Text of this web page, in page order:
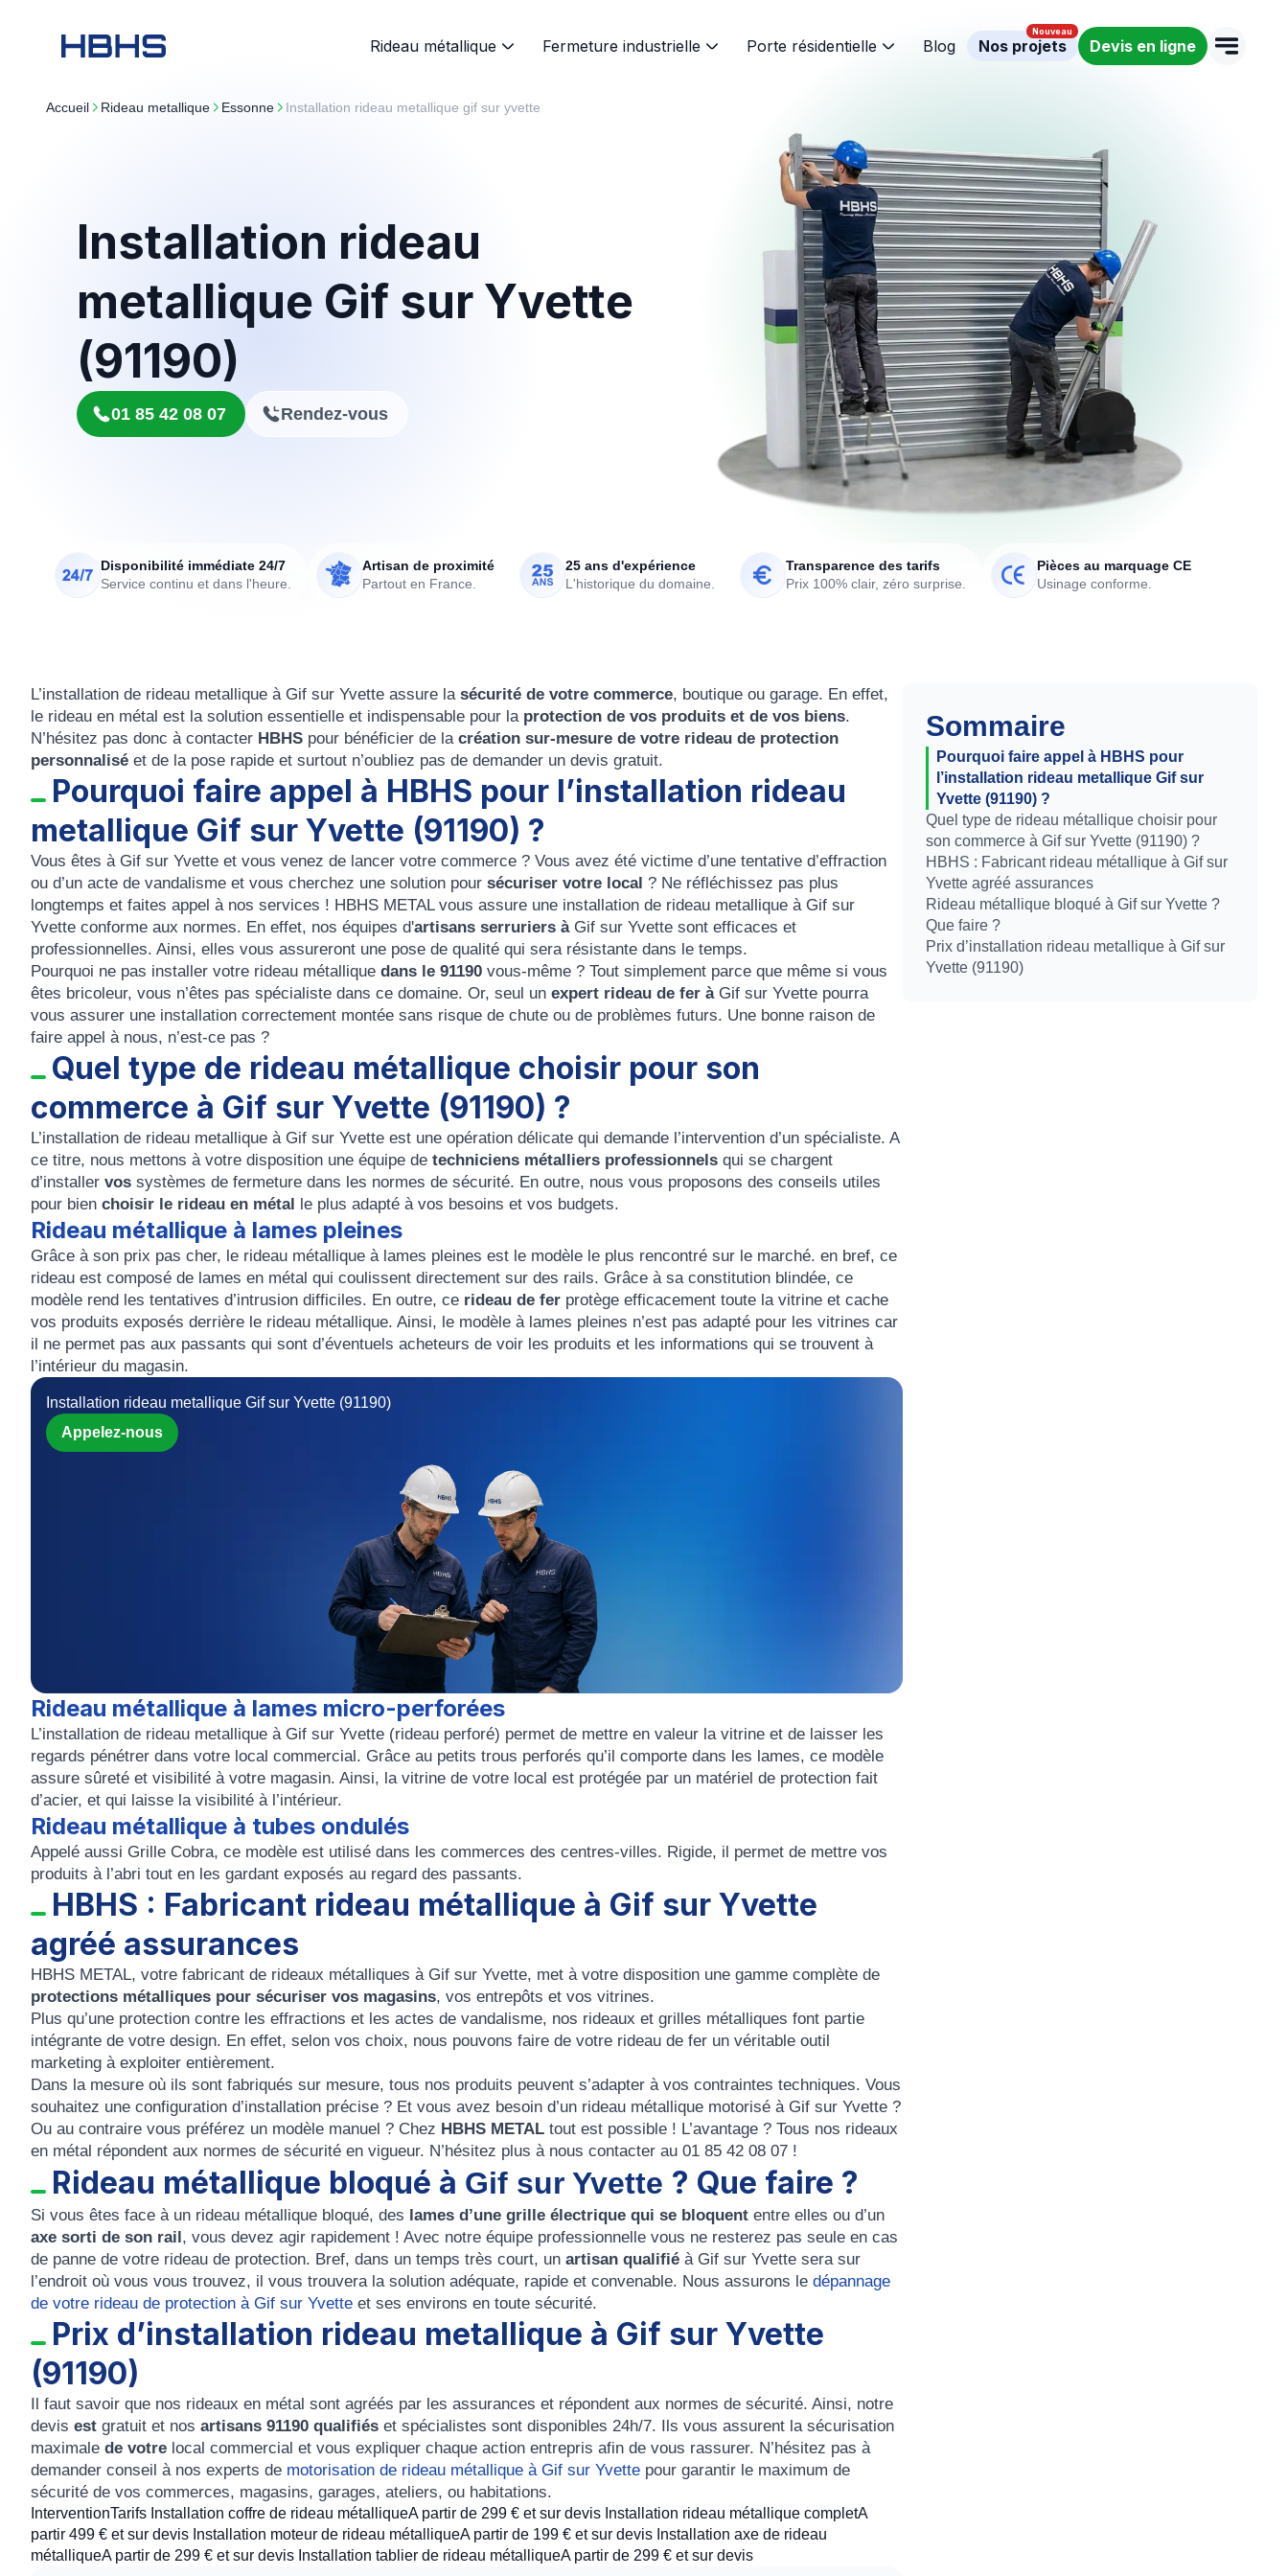
Rideau métallique Fermeture industrielle Porte résidentielle Blog Nos projets Devis en ligne
Accueil rideau metallique essonne Installation rideau metallique gif sur yvette
Installation rideau
metallique Gif sur Yvette
(91190)
01 85 42 08 07 Rendez-vous
Disponibilité immédiate 24/7
Service continu et dans l'heure.
Artisan de proximité
Partout en France.
25 ans d'expérience
L'historique du domaine.
Transparence des tarifs
Prix 100% clair, zéro surprise.
Pièces au marquage CE
Usinage conforme.
Sommaire
Pourquoi faire appel à HBHS pour
l’installation rideau metallique Gif sur
Yvette (91190) ?
Quel type de rideau métallique choisir pour
son commerce à Gif sur Yvette (91190) ?
HBHS : Fabricant rideau métallique à Gif sur
Yvette agréé assurances
Rideau métallique bloqué à Gif sur Yvette ?
Que faire ?
Prix d’installation rideau metallique à Gif sur
Yvette (91190)
L’installation de rideau metallique à Gif sur Yvette assure la sécurité de votre commerce, boutique ou garage. En effet,
le rideau en métal est la solution essentielle et indispensable pour la protection de vos produits et de vos biens.
N’hésitez pas donc à contacter HBHS pour bénéficier de la création sur-mesure de votre rideau de protection
personnalisé et de la pose rapide et surtout n’oubliez pas de demander un devis gratuit.
Pourquoi faire appel à HBHS pour l’installation rideau
metallique Gif sur Yvette (91190) ?
Vous êtes à Gif sur Yvette et vous venez de lancer votre commerce ? Vous avez été victime d’une tentative d’effraction
ou d’un acte de vandalisme et vous cherchez une solution pour sécuriser votre local ? Ne réfléchissez pas plus
longtemps et faites appel à nos services ! HBHS METALvous assure une installation de rideau metallique à Gif sur
Yvette conforme aux normes. En effet, nos équipes d'artisans serruriers àGif sur Yvette sont efficaces et
professionnelles. Ainsi, elles vous assureront une pose de qualité qui sera résistante dans le temps.
Pourquoi ne pas installer votre rideau métallique dans le 91190 vous-même ? Tout simplement parce que même si vous
êtes bricoleur, vous n’êtes pas spécialiste dans ce domaine. Or, seul un expert rideau de fer àGif sur Yvette pourra
vous assurer une installation correctement montée sans risque de chute ou de problèmes futurs. Une bonne raison de
faire appel à nous, n’est-ce pas ?
Quel type de rideau métallique choisir pour son
commerce à Gif sur Yvette (91190) ?
L’installation de rideau metallique à Gif sur Yvette est une opération délicate qui demande l’intervention d’un spécialiste. A
ce titre, nous mettons à votre disposition une équipe de techniciens métalliers professionnels qui se chargent
d’installer vos systèmes de fermeture dans les normes de sécurité. En outre, nous vous proposons des conseils utiles
pour bien choisir le rideau en métal le plus adapté à vos besoins et vos budgets.
Rideau métallique à lames pleines
Grâce à son prix pas cher, le rideau métallique à lames pleines est le modèle le plus rencontré sur le marché. en bref, ce
rideau est composé de lames en métal qui coulissent directement sur des rails. Grâce à sa constitution blindée, ce
modèle rend les tentatives d’intrusion difficiles. En outre, ce rideau de fer protège efficacement toute la vitrine et cache
vos produits exposés derrière le rideau métallique. Ainsi, le modèle à lames pleines n’est pas adapté pour les vitrines car
il ne permet pas aux passants qui sont d’éventuels acheteurs de voir les produits et les informations qui se trouvent à
l’intérieur du magasin.
Installation rideau metallique Gif sur Yvette (91190)
Appelez-nous
Rideau métallique à lames micro-perforées
L’installation de rideau metallique à Gif sur Yvette (rideau perforé) permet de mettre en valeur la vitrine et de laisser les
regards pénétrer dans votre local commercial. Grâce au petits trous perforés qu’il comporte dans les lames, ce modèle
assure sûreté et visibilité à votre magasin. Ainsi, la vitrine de votre local est protégée par un matériel de protection fait
d’acier, et qui laisse la visibilité à l’intérieur.
Rideau métallique à tubes ondulés
Appelé aussi Grille Cobra, ce modèle est utilisé dans les commerces des centres-villes. Rigide, il permet de mettre vos
produits à l’abri tout en les gardant exposés au regard des passants.
HBHS : Fabricant rideau métallique à Gif sur Yvette
agréé assurances
HBHS METAL, votre fabricant de rideaux métalliques à Gif sur Yvette, met à votre disposition une gamme complète de
protections métalliques pour sécuriser vos magasins, vos entrepôts et vos vitrines.
Plus qu’une protection contre les effractions et les actes de vandalisme, nos rideaux et grilles métalliques font partie
intégrante de votre design. En effet, selon vos choix, nous pouvons faire de votre rideau de fer un véritable outil
marketing à exploiter entièrement.
Dans la mesure où ils sont fabriqués sur mesure, tous nos produits peuvent s’adapter à vos contraintes techniques. Vous
souhaitez une configuration d’installation précise ? Et vous avez besoin d’un rideau métallique motorisé à Gif sur Yvette ?
Ou au contraire vous préférez un modèle manuel ? Chez HBHS METAL tout est possible ! L’avantage ? Tous nos rideaux
en métal répondent aux normes de sécurité en vigueur. N’hésitez plus à nous contacter au 01 85 42 08 07 !
Rideau métallique bloqué à Gif sur Yvette ? Que faire ?
Si vous êtes face à un rideau métallique bloqué, des lames d’une grille électrique qui se bloquent entre elles ou d’un
axe sorti de son rail, vous devez agir rapidement ! Avec notre équipe professionnelle vous ne resterez pas seule en cas
de panne de votre rideau de protection. Bref, dans un temps très court, un artisan qualifié à Gif sur Yvette sera sur
l’endroit où vous vous trouvez, il vous trouvera la solution adéquate, rapide et convenable. Nous assurons le dépannage
de votre rideau de protection à Gif sur Yvette et ses environs en toute sécurité.
Prix d’installation rideau metallique à Gif sur Yvette
(91190)
Il faut savoir que nos rideaux en métal sont agréés par les assurances et répondent aux normes de sécurité. Ainsi, notre
devis est gratuit et nos artisans 91190 qualifiés et spécialistes sont disponibles 24h/7. Ils vous assurent la sécurisation
maximale de votre local commercial et vous expliquer chaque action entrepris afin de vous rassurer. N’hésitez pas à
demander conseil à nos experts de motorisation de rideau métallique à Gif sur Yvette pour garantir le maximum de
sécurité de vos commerces, magasins, garages, ateliers, ou habitations.
InterventionTarifs Installation coffre de rideau métalliqueA partir de 299 € et sur devis Installation rideau métallique completA
partir 499 € et sur devis Installation moteur de rideau métalliqueA partir de 199 € et sur devis Installation axe de rideau
métalliqueA partir de 299 € et sur devis Installation tablier de rideau métalliqueA partir de 299 € et sur devis